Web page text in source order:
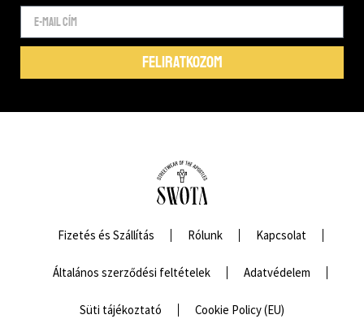
FELIRATKOZOM
Fizetés és Szállítás Rólunk Kapcsolat
Általános szerződési feltételek Adatvédelem
Süti tájékoztató Cookie Policy (EU)